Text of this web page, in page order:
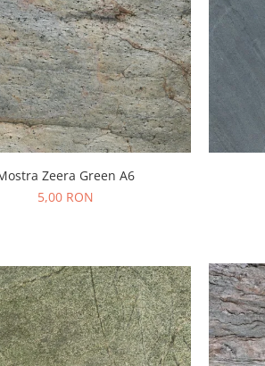
Zeera Green A6
5,00 RON